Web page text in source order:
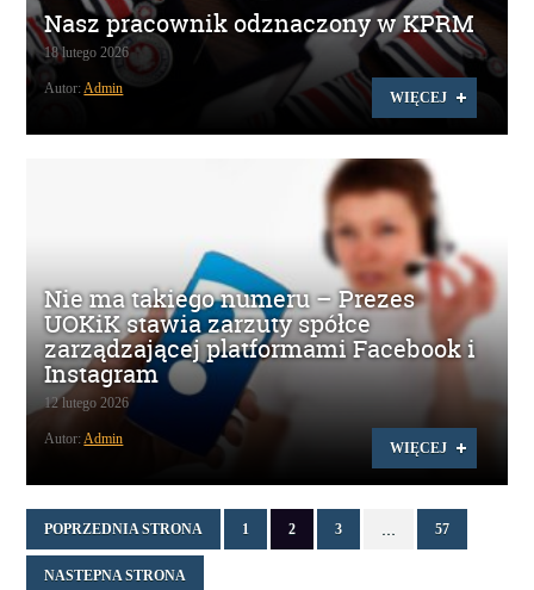
Nasz pracownik odznaczony w KPRM
18 lutego 2026
WIĘCEJ
Autor:Admin
Nie ma takiego numeru – Prezes
UOKiK stawia zarzuty spółce
zarządzającej platformami Facebook i
Instagram
12 lutego 2026
WIĘCEJ
Autor:Admin
POPRZEDNIA STRONA 1 2 3 … 57
NASTEPNA STRONA